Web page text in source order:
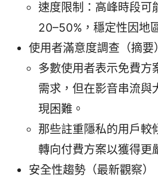
速度限制：高峰時段可
20–50%，穩定性因地
使用者滿意度調查（摘要
多數使用者表示免費方
需求，但在影音串流與
現困難。
那些註重隱私的用戶較
轉向付費方案以獲得更
安全性趨勢（最新觀察）